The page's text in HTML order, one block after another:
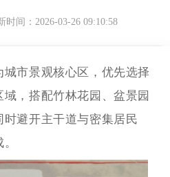
时间：2026-03-26 09:10:58
市景观核心区，优先选择
，搭配竹林花园、盆景园
避开主干道与密集居民